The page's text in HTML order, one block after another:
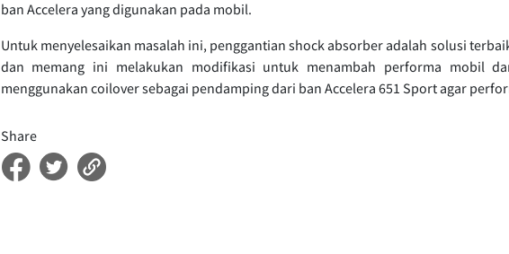
ban Accelera yang digunakan pada mobil.
Untuk menyelesaikan masalah ini, penggantian shock absorber adalah solusi
dan memang ini melakukan modifikasi untuk menambah performa mobil
menggunakan coilover sebagai pendamping dari ban Accelera 651 Sport agar
Share